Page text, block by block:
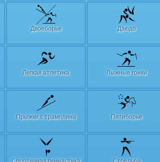
Двоеборье Дзюдо
Легкая атлетика Лыжные гонки
Прыжки с трамплина Пятиборье